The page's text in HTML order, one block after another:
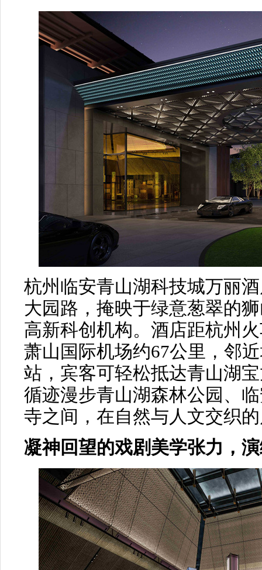
杭州临安青山湖科技城万丽
大园路，掩映于绿意葱翠的
高新科创机构。酒店距杭州
萧山国际机场约67公里，邻
站，宾客可轻松抵达青山湖
循迹漫步青山湖森林公园、
寺之间，在自然与人文交织
凝神回望的戏剧美学张力，